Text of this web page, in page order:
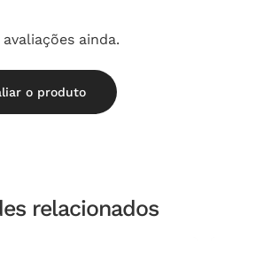
ainda.
o produto
relacionados